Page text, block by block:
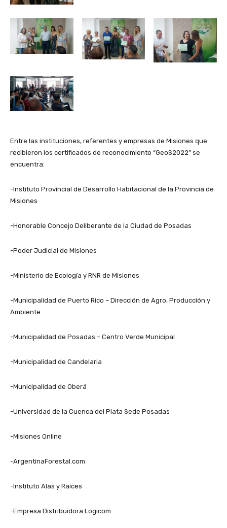
Entre las instituciones, referentes y empresas de Misiones que
recibieron los certificados de reconocimiento “GeoS2022” se
encuentra:
-Instituto Provincial de Desarrollo Habitacional de la Provincia de
Misiones
-Honorable Concejo Deliberante de la Ciudad de Posadas
-Poder Judicial de Misiones
-Ministerio de Ecología y RNR de Misiones
-Municipalidad de Puerto Rico – Dirección de Agro, Producción y
Ambiente
-Municipalidad de Posadas – Centro Verde Municipal
-Municipalidad de Candelaria
-Municipalidad de Oberá
-Universidad de la Cuenca del Plata Sede Posadas
-Misiones Online
-ArgentinaForestal.com
-Instituto Alas y Raíces
-Empresa Distribuidora Logicom